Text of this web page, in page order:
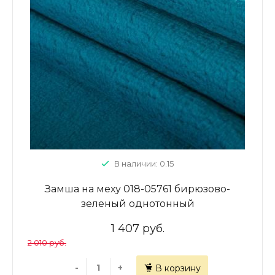
В наличии: 0.15
Замша на меху 018-05761 бирюзово-
зеленый однотонный
1 407 руб.
2 010 руб.
- + В корзину